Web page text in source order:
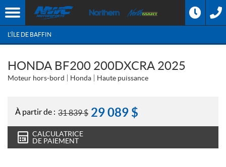
L'ÎLE DE BAFFIN
HONDA BF200 200DXCRA 2025
Moteur hors-bord Honda Haute puissance
À partir de : 31 839$ 29 089 $
CALCULATRICE
DE PAIEMENT